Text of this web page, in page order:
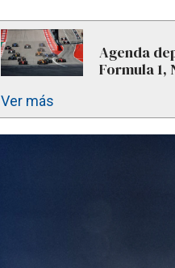
Agenda
Formula 1,
Ver más